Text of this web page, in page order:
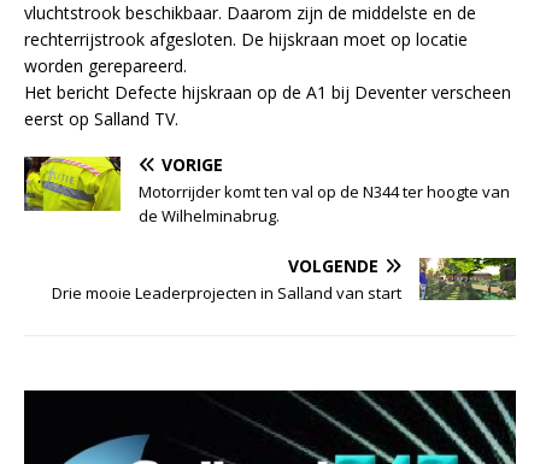
vluchtstrook beschikbaar. Daarom zijn de middelste en de
rechterrijstrook afgesloten. De hijskraan moet op locatie
worden gerepareerd.
Het bericht Defecte hijskraan op de A1 bij Deventer verscheen
eerst op Salland TV.
VORIGE
Motorrijder komt ten val op de N344 ter hoogte van
de Wilhelminabrug.
VOLGENDE
Drie mooie Leaderprojecten in Salland van start